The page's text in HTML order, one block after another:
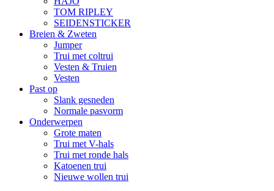
TOM RIPLEY
SEIDENSTICKER
Breien & Zweten
Jumper
Trui met coltrui
Vesten & Truien
Vesten
Past op
Slank gesneden
Normale pasvorm
Onderwerpen
Grote maten
Trui met V-hals
Trui met ronde hals
Katoenen trui
Nieuwe wollen trui